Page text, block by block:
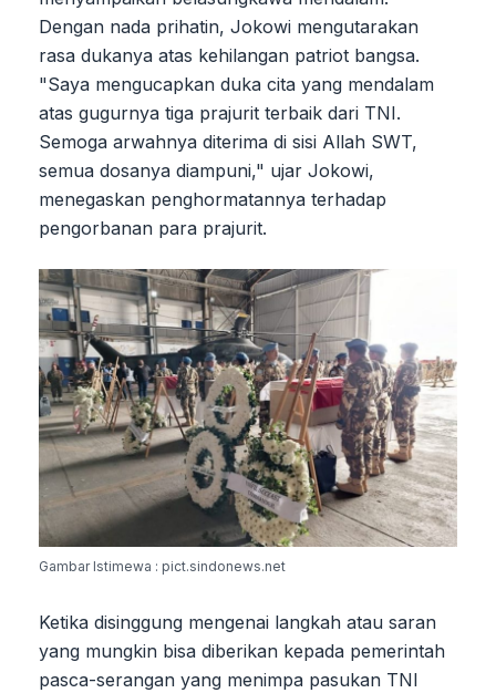
Dengan nada prihatin, Jokowi mengutarakan
rasa dukanya atas kehilangan patriot bangsa.
"Saya mengucapkan duka cita yang mendalam
atas gugurnya tiga prajurit terbaik dari TNI.
Semoga arwahnya diterima di sisi Allah SWT,
semua dosanya diampuni," ujar Jokowi,
menegaskan penghormatannya terhadap
pengorbanan para prajurit.
Gambar Istimewa : pict.sindonews.net
Ketika disinggung mengenai langkah atau saran
yang mungkin bisa diberikan kepada pemerintah
pasca-serangan yang menimpa pasukan TNI